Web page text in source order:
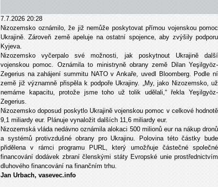
7.7.2026 20:28
Nizozemsko oznámilo, že již nemůže poskytovat přímou vojenskou pomoc
Ukrajině. Zároveň země apeluje na ostatní spojence, aby zvýšily podporu
Kyjeva.
Nizozemsko vyčerpalo své možnosti, jak poskytnout Ukrajině další
vojenskou pomoc. Oznámila to ministryně obrany země Dilan Yeşilgyöz-
Zegerius na zahájení summitu NATO v Ankaře, uvedl Bloomberg. Podle ní
země již významně přispěla k podpoře Ukrajiny. „My, jako Nizozemsko, už
nemáme kapacitu, protože jsme toho už tolik udělali,“ řekla Yeşilgyöz-
Zegerius.
Nizozemsko doposud poskytlo Ukrajině vojenskou pomoc v celkové hodnotě
9,1 miliardy eur. Plánuje vynaložit dalších 11,6 miliardy eur.
Nizozemská vláda nedávno oznámila alokaci 500 milionů eur na nákup dronů
a systémů protivzdušné obrany pro Ukrajinu. Polovina této částky bude
přidělena v rámci programu PURL, který umožňuje částečné společné
financování dodávek zbraní členskými státy Evropské unie prostřednictvím
dluhového financování na finančním trhu.
Jan Urbach, vasevec.info